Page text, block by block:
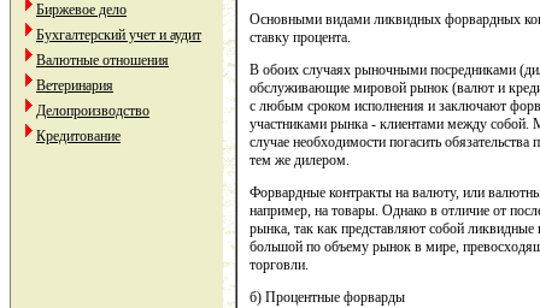
Биржевое дело
Бухгалтерский учет и аудит
Валютные отношения
Ветеринария
Делопроизводство
Кредитование
Основными видами ликвидных форвардных
ставку процента.
В обоих случаях рыночными посредниками
обслуживающие мировой рынок (валют и
с любым сроком исполнения и заключают
участниками рынка - клиентами между собой.
случае необходимости погасить
тем же дилером.
Форвардные контракты на валюту, или
например, на товары. Однако в отличие от
рынка, так как представляют собой
большой по объему рынок в мире,
торговли.
б) Процентные форварды